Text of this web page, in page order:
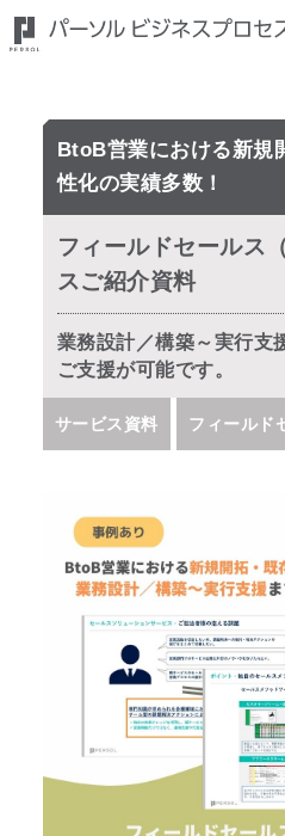
BtoB営業における新規
性化の実績多数！
フィールドセールス
スご紹介資料
業務設計／構築～実行支
ご支援が可能です。
サービス資料 フィールド